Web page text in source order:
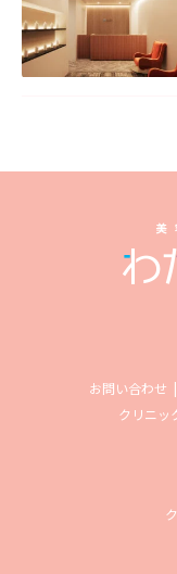
お問い合わせ
クリニッ